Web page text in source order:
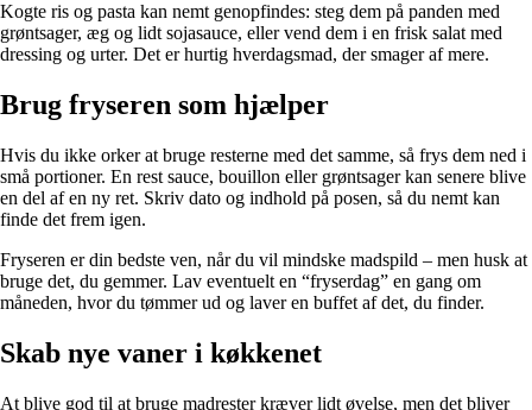
Kogte ris og pasta kan nemt genopfindes: steg dem på panden med
grøntsager, æg og lidt sojasauce, eller vend dem i en frisk salat med
dressing og urter. Det er hurtig hverdagsmad, der smager af mere.
Brug fryseren som hjælper
Hvis du ikke orker at bruge resterne med det samme, så frys dem ned i
små portioner. En rest sauce, bouillon eller grøntsager kan senere blive
en del af en ny ret. Skriv dato og indhold på posen, så du nemt kan
finde det frem igen.
Fryseren er din bedste ven, når du vil mindske madspild – men husk at
bruge det, du gemmer. Lav eventuelt en “fryserdag” en gang om
måneden, hvor du tømmer ud og laver en buffet af det, du finder.
Skab nye vaner i køkkenet
At blive god til at bruge madrester kræver lidt øvelse, men det bliver